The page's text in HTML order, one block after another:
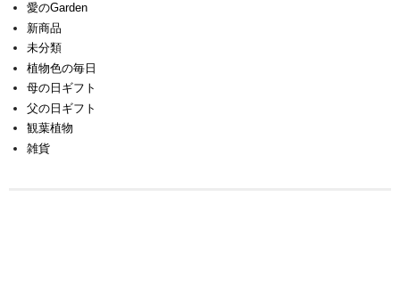
愛のGarden
新商品
未分類
植物色の毎日
母の日ギフト
父の日ギフト
観葉植物
雑貨